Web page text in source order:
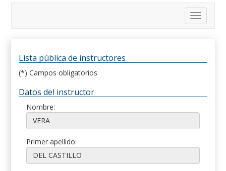
Lista pública de instructores
(*) Campos obligatorios
Datos del instructor
Nombre:
Primer apellido: